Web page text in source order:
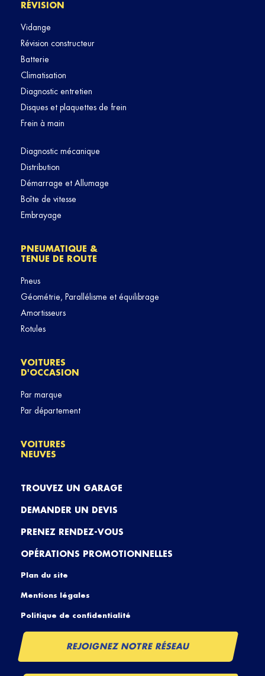
RÉVISION
Vidange
Révision constructeur
Batterie
Climatisation
Diagnostic entretien
Disques et plaquettes de frein
Frein à main
Diagnostic mécanique
Distribution
Démarrage et Allumage
Boîte de vitesse
Embrayage
PNEUMATIQUE &
TENUE DE ROUTE
Pneus
Géométrie, Parallélisme et équilibrage
Amortisseurs
Rotules
VOITURES
D'OCCASION
Par marque
Par département
VOITURES
NEUVES
TROUVEZ UN GARAGE
DEMANDER UN DEVIS
PRENEZ RENDEZ-VOUS
OPÉRATIONS PROMOTIONNELLES
Plan du site
Mentions légales
Politique de confidentialité
REJOIGNEZ NOTRE RÉSEAU